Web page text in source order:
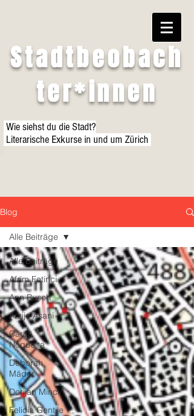
Stadtbeobach
ter*innen
Wie siehst du die Stadt?
Literarische Exkurse in und um Zürich
Blog
Alle Beiträge
Afrim Fetinci
Ann Busch
Arzije Asani
Caruã
Nogueira
Deborah
Mäder
Dorijan Minci
Felicia Gentile
Alle Beiträge